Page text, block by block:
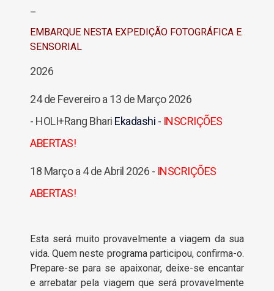
EMBARQUE NESTA EXPEDIÇÃO FOTOGRÁFICA E
SENSORIAL
2026
24 de Fevereiro a 13 de Março 2026
- HOLI+Rang Bhari Ekadashi - INSCRIÇÕES
ABERTAS!
18 Março a 4 de Abril 2026 - INSCRIÇÕES
ABERTAS!
Esta será muito provavelmente a viagem da sua
vida. Quem neste programa participou, confirma-o.
Prepare-se para se apaixonar, deixe-se encantar
e arrebatar pela viagem que será provavelmente